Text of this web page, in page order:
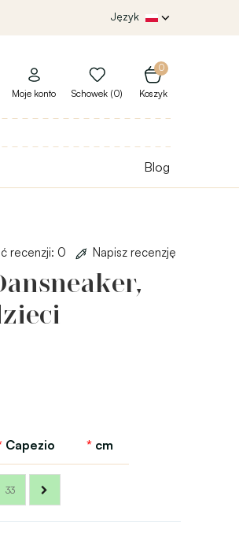
Język
0
Koszyk
Moje konto Schowek (0)
Blog
recenzji: 0 Napisz recenzję
Capezio cm
33